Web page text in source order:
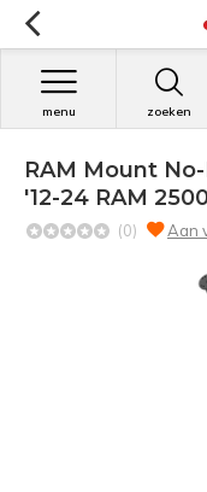
zoeken
menu
RAM Mount
'12-24 RAM
(0) Aan